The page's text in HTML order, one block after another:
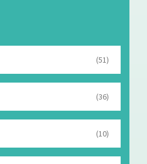
(51)
(36)
(10)